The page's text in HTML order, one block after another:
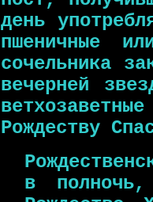
день
пшеничные
сочельника
вечерней
Рождеству
в